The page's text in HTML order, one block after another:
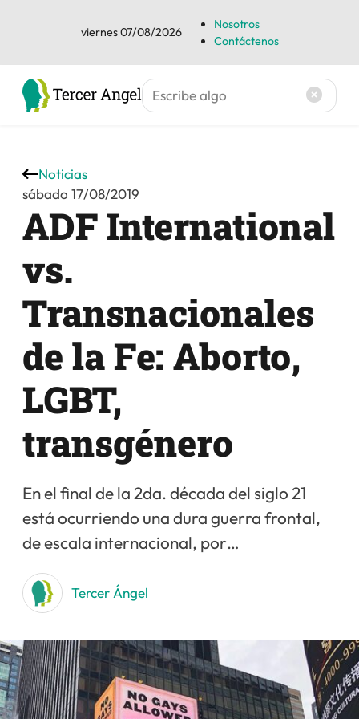
viernes 07/08/2026
Nosotros
Contáctenos
ADF International
vs.
Transnacionales
de la Fe: Aborto,
LGBT,
transgénero
Noticias
sábado 17/08/2019
En el final de la 2da. década del siglo 21
está ocurriendo una dura guerra frontal,
de escala internacional, por…
Tercer Ángel